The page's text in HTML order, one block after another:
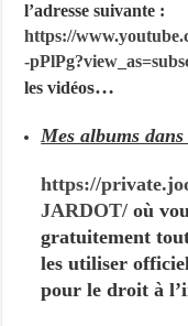
l’adresse suivante :
https://
-
les vidéos…
Mes albums
https://
JARDOT/ où
gratuitement
les utiliser
pour le droit à